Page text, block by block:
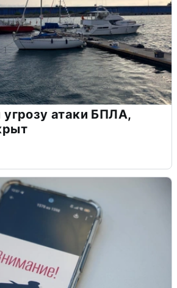
угрозу атаки БПЛА,